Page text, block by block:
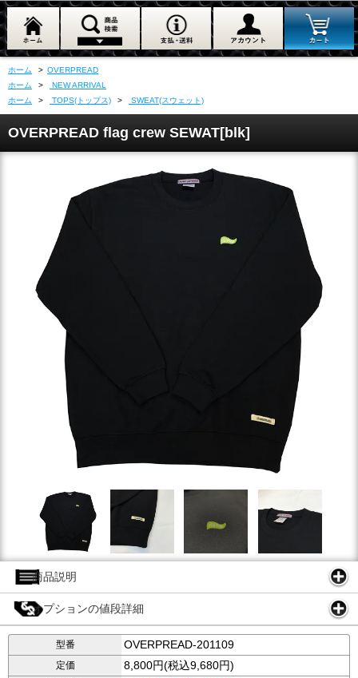
ホーム > OVERPREAD
ホーム
>
NEW ARRIVAL
ホーム
> TOPS(トップス) > SWEAT(スウェット)
OVERPREAD flag crew SEWAT[blk]
商品説明
オプションの値段詳細
型番 OVERPREAD-201109
定価 8,800円(税込9,680円)